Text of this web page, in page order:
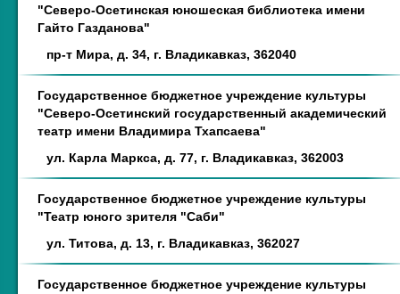
"Северо-Осетинская юношеская библиотека имени
Гайто Газданова"
пр-т Мира, д. 34, г. Владикавказ, 362040
Государственное бюджетное учреждение культуры
"Северо-Осетинский государственный академический
театр имени Владимира Тхапсаева"
ул. Карла Маркса, д. 77, г. Владикавказ, 362003
Государственное бюджетное учреждение культуры
"Театр юного зрителя "Саби"
ул. Титова, д. 13, г. Владикавказ, 362027
Государственное бюджетное учреждение культуры